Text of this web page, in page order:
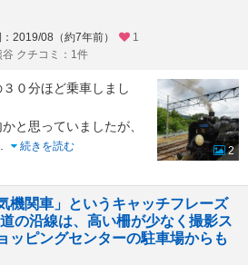
2019/08（約7年前）
1
谷 クチコミ：1件
０分ほど乗車しまし
と思っていましたが、
続きを読む
2
機関車」というキャッチフレーズ
の沿線は、高い柵が少なく撮影ス
ッピングセンターの駐車場からも